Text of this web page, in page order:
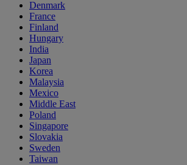
Denmark
France
Finland
Hungary
India
Japan
Korea
Malaysia
Mexico
Middle East
Poland
Singapore
Slovakia
Sweden
Taiwan